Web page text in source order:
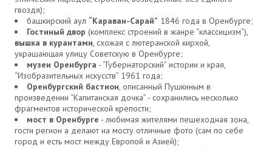
гвоздя);
башкирский аул “Караван-Сарай” 1846 года в Оренбурге;
Гостиный двор (комплекс строений в жанре “классицизм”),
вышка в курантами, схожая с лютеранской кирхой,
украшающая улицу Советскую в Оренбурге;
музеи Оренбурга - “Губернаторский” истории и края,
“Изобразительных искусств” 1961 года;
Оренбургский бастион, описанный Пушкиным в
произведении “Капитанская дочка” - сохранились несколько
фрагментов исторической крепости;
мост в Оренбурге - любимая жителями пешеходная зона,
гости регион а делают на мосту отличные фото (сам по себе
город и есть мост между Европой и Азией);